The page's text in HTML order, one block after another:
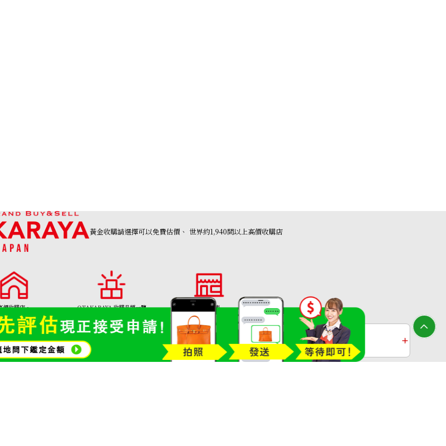
黃金收購請選擇可以免費估價、 世界約1,940間以上高價收購店
價收購店・
」首頁
OTAKARAYA 收購品類一覽 分店列表
名牌品收購 寶石和珠寶收購 鉑金收購